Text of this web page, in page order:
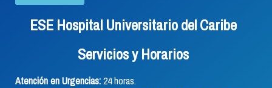
ESE Hospital Universitario del Caribe
Servicios y Horarios
Atención en Urgencias:24 horas.